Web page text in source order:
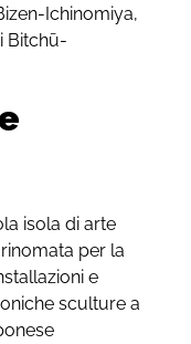
Ichinomiya,
Bitchū-
isola di arte
per la
e
sculture a